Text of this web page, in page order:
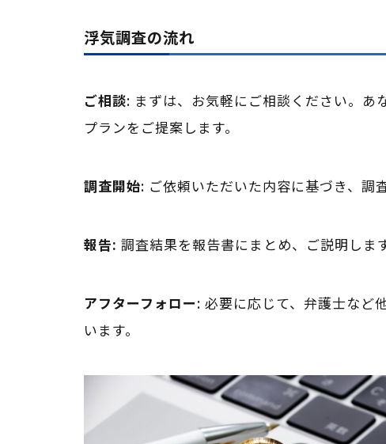
浮気調査の流れ
ご相談: まずは、お気軽にご相談ください。
プランをご提案します。
調査開始: ご依頼いただいた内容に基づき、調
報告: 調査結果を報告書にまとめ、ご説明します
アフターフォロー: 必要に応じて、弁護士など
います。